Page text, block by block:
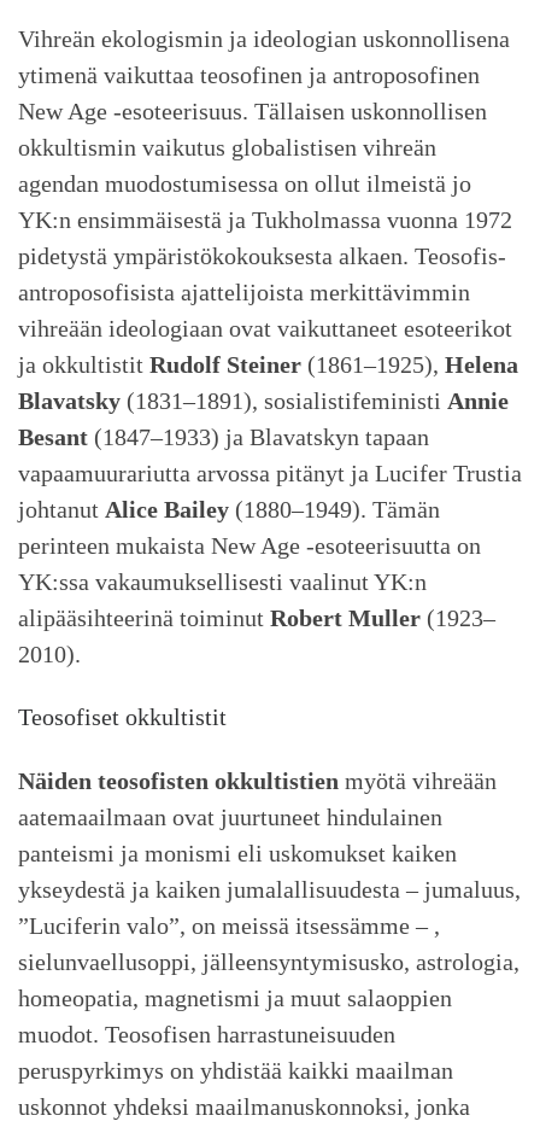
Vihreän ekologismin ja ideologian uskonnollisena
ytimenä vaikuttaa teosofinen ja antroposofinen
New Age -esoteerisuus. Tällaisen uskonnollisen
okkultismin vaikutus globalistisen vihreän
agendan muodostumisessa on ollut ilmeistä jo
YK:n ensimmäisestä ja Tukholmassa vuonna 1972
pidetystä ympäristökokouksesta alkaen. Teosofis-
antroposofisista ajattelijoista merkittävimmin
vihreään ideologiaan ovat vaikuttaneet esoteerikot
ja okkultistit Rudolf Steiner (1861–1925), Helena
Blavatsky (1831–1891), sosialistifeministi Annie
Besant (1847–1933) ja Blavatskyn tapaan
vapaamuurariutta arvossa pitänyt ja Lucifer Trustia
johtanut Alice Bailey (1880–1949). Tämän
perinteen mukaista New Age -esoteerisuutta on
YK:ssa vakaumuksellisesti vaalinut YK:n
alipääsihteerinä toiminut Robert Muller (1923–
2010).
Teosofiset okkultistit
Näiden teosofisten okkultistien myötä vihreään
aatemaailmaan ovat juurtuneet hindulainen
panteismi ja monismi eli uskomukset kaiken
ykseydestä ja kaiken jumalallisuudesta – jumaluus,
”Luciferin valo”, on meissä itsessämme – ,
sielunvaellusoppi, jälleensyntymisusko, astrologia,
homeopatia, magnetismi ja muut salaoppien
muodot. Teosofisen harrastuneisuuden
peruspyrkimys on yhdistää kaikki maailman
uskonnot yhdeksi maailmanuskonnoksi, jonka